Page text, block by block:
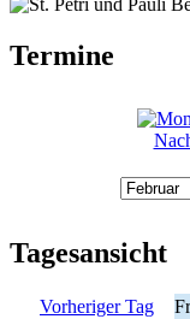
Termine
Tagesansicht
Vorheriger Tag